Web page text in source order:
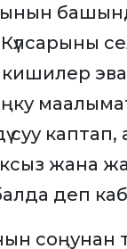
суу
жана
деп
соңунан